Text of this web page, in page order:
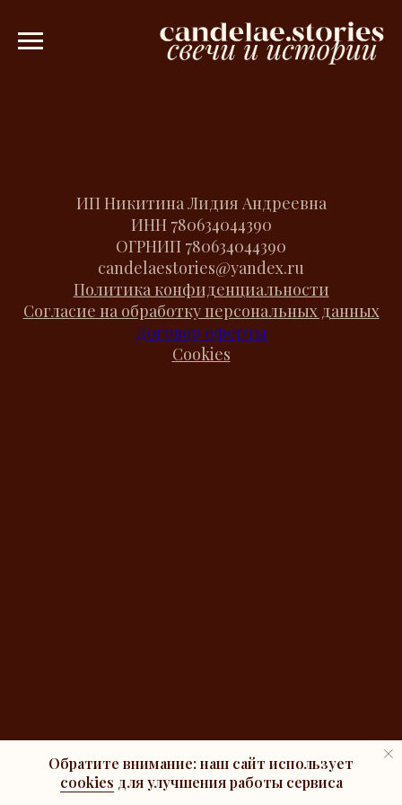
при заказе от 3000 рублей 💫
Обратите внимание: наш сайт использует
cookies для улучшения работы сервиса
ИП Никитина Лидия Андреевна
ИНН 780634044390
ОГРНИП 780634044390
candelaestories@yandex.ru
Политика конфиденциальности
Согласие на обработку персональных данных
Договор оферты
Cookies